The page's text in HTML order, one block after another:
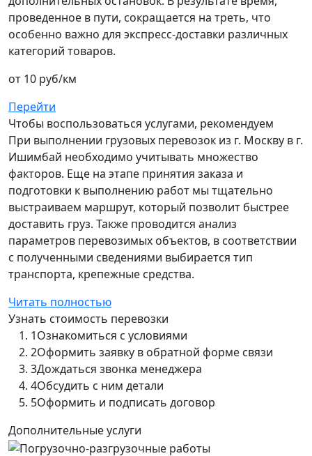
проведенное в пути, сокращается на треть, что
особенно важно для экспресс-доставки различных
категорий товаров.
от 10 руб/км
Перейти
Чтобы воспользоваться услугами, рекомендуем
При выполнении грузовых перевозок из г. Москву в г.
Ишимбай необходимо учитывать множество
факторов. Еще на этапе принятия заказа и
подготовки к выполнению работ мы тщательно
выстраиваем маршрут, который позволит быстрее
доставить груз. Также проводится анализ
параметров перевозимых объектов, в соответствии
с полученными сведениями выбирается тип
транспорта, крепежные средства.
Читать полностью
Узнать стоимость перевозки
1Ознакомиться с условиями
2Оформить заявку в обратной форме связи
3Дождаться звонка менеджера
4Обсудить с ним детали
5Оформить и подписать договор
Дополнительные услуги